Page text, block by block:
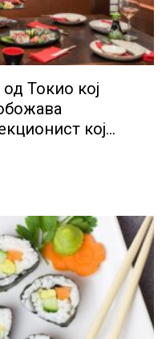
Токио кој
кој…